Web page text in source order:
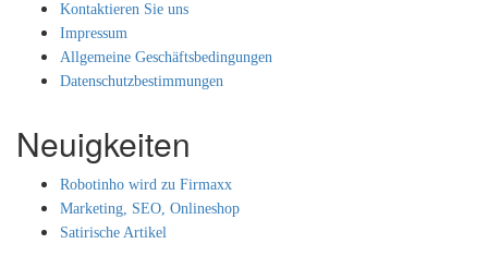
Kontaktieren Sie uns
Impressum
Allgemeine Geschäftsbedingungen
Datenschutzbestimmungen
Neuigkeiten
Robotinho wird zu Firmaxx
Marketing, SEO, Onlineshop
Satirische Artikel